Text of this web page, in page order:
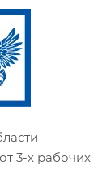
3-х рабочих